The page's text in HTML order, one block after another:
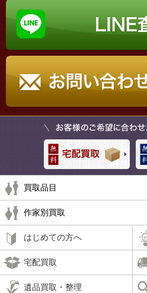
買取品目
作家別買取
はじめての方へ
宅配買取
遺品買取・整理